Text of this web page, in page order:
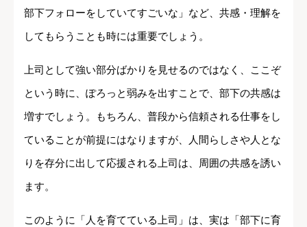
部下フォローをしていてすごいな」など、共感・理解を
してもらうことも時には重要でしょう。
上司として強い部分ばかりを見せるのではなく、ここぞ
という時に、ぽろっと弱みを出すことで、部下の共感は
増すでしょう。もちろん、普段から信頼される仕事をし
ていることが前提にはなりますが、人間らしさや人とな
りを存分に出して応援される上司は、周囲の共感を誘い
ます。
このように「人を育てている上司」は、実は「部下に育